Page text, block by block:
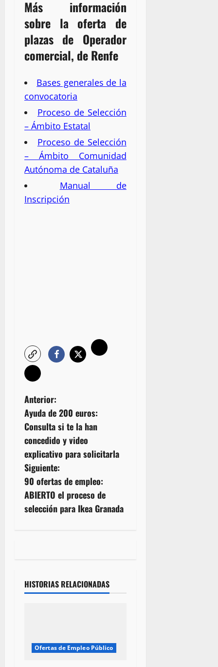
Más información
sobre la oferta de
plazas de Operador
comercial, de Renfe
Bases generales de la
convocatoria
Proceso de Selección
– Ámbito Estatal
Proceso de Selección
– Ámbito Comunidad
Autónoma de Cataluña
Manual de
Inscripción
N
a
v
e
g
a
n
Anterior:
Ayuda de 200 euros:
Consulta si te la han
concedido y video
explicativo para solicitarla
Siguiente:
90 ofertas de empleo:
ABIERTO el proceso de
selección para Ikea Granada
HISTORIAS RELACIONADAS
Ofertas de Empleo Público